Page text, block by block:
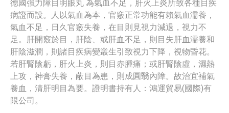
德國強力障目明眼丸 為氣血不足，肝火上炎所致各種目疾
病證而設。人以氣血為本，官竅正常功能有賴氣血濡養，
氣血不足，日久官竅失養，在目則見視力減退，視力不
足。肝開竅於目，肝陰、或肝血不足，則目失肝血濡養和
肝陰滋潤，則諸目疾病變叢生引致視力下降，視物昏花。
若肝腎陰虧，肝火上炎，則目赤腫痛；或肝腎陰虛，濕熱
上攻，神膏失養，蔽目為患，則成圓翳內障。故治宜補氣
養血，清肝明目為要。證明書持有人：鴻運貿易(國際)有
限公司。